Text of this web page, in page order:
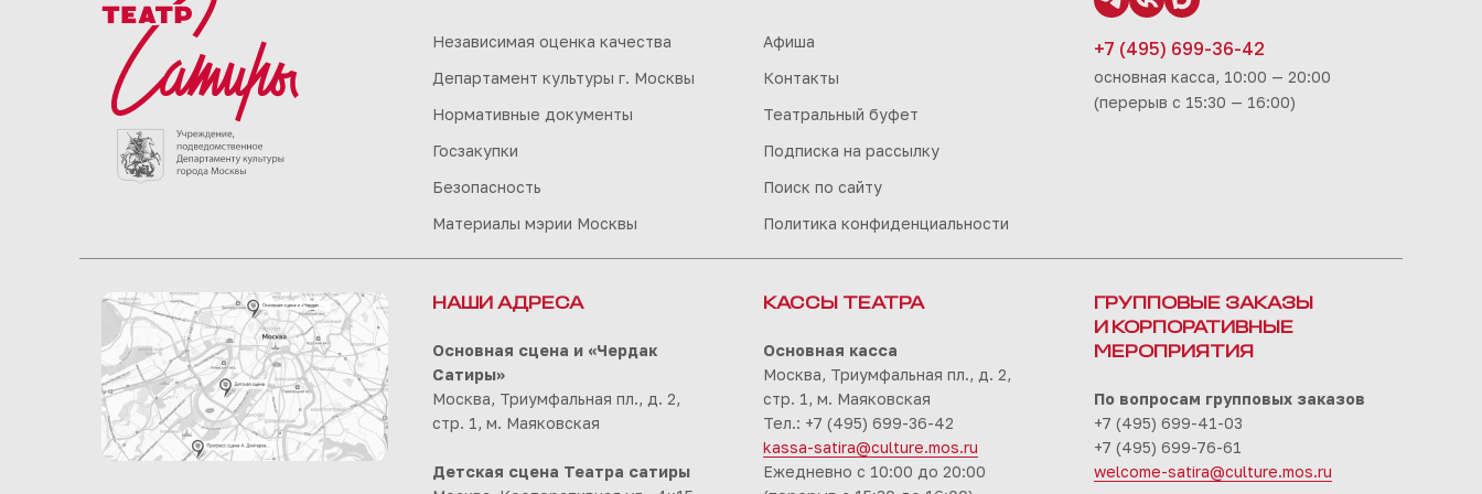
Независимая оценка качества
Департамент культуры г. Москвы
Нормативные документы
Госзакупки
Безопасность
Материалы мэрии Москвы
Афиша
Контакты
Театральный буфет
Подписка на рассылку
Поиск по сайту
Политика конфиденциальности
+7 (495) 699-36-42
основная касса, 10:00 — 20:00
(перерыв с 15:30 — 16:00)
НАШИ АДРЕСА
Основная сцена и «Чердак
Сатиры»
Москва, Триумфальная пл., д. 2,
стр. 1, м. Маяковская
Детская сцена Театра сатиры
КАССЫ ТЕАТРА
Основная касса
Москва, Триумфальная пл., д. 2,
стр. 1, м. Маяковская
Тел.: +7 (495) 699-36-42
kassa-satira@culture.mos.ru
Ежедневно с 10:00 до 20:00
ГРУППОВЫЕ ЗАКАЗЫ
И КОРПОРАТИВНЫЕ
МЕРОПРИЯТИЯ
По вопросам групповых заказов
+7 (495) 699-41-03
+7 (495) 699-76-61
welcome-satira@culture.mos.ru